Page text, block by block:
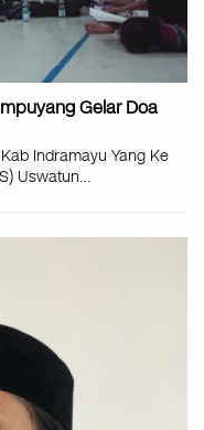
Gelar Doa
Indramayu Yang Ke
Uswatun…